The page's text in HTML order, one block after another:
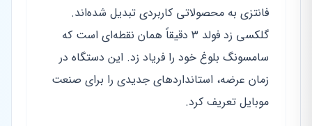
فانتزی به محصولاتی کاربردی تبدیل شده‌اند.
گلکسی زد فولد ۳ دقیقاً همان نقطه‌ای است که
سامسونگ بلوغ خود را فریاد زد. این دستگاه در
زمان عرضه، استانداردهای جدیدی را برای صنعت
موبایل تعریف کرد.